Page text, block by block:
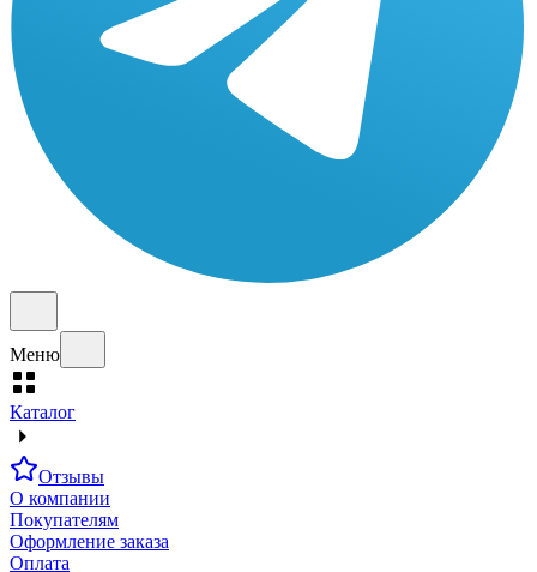
Меню
Каталог
Отзывы
О компании
Покупателям
Оформление заказа
Оплата